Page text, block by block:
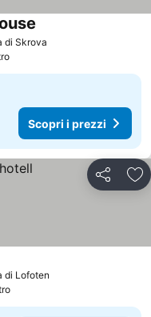
di Skrova
Scopri i prezzi
Condividi
di Lofoten